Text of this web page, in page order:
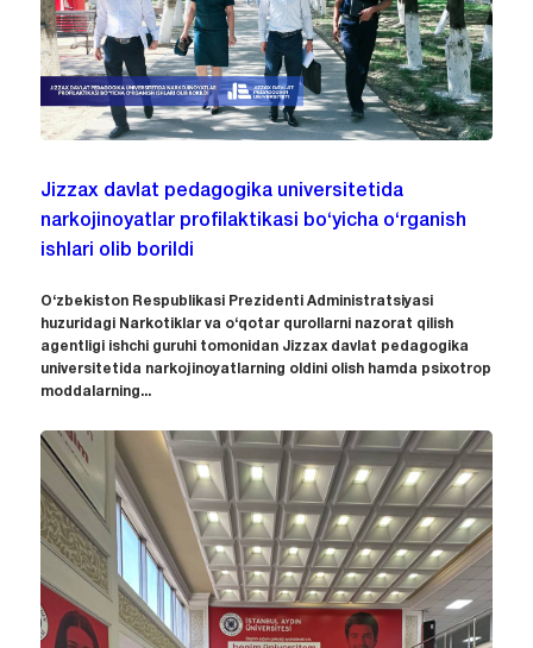
Jizzax davlat pedagogika universitetida
narkojinoyatlar profilaktikasi bo‘yicha o‘rganish
ishlari olib borildi
O‘zbekiston Respublikasi Prezidenti Administratsiyasi
huzuridagi Narkotiklar va o‘qotar qurollarni nazorat qilish
agentligi ishchi guruhi tomonidan Jizzax davlat pedagogika
universitetida narkojinoyatlarning oldini olish hamda psixotrop
moddalarning...